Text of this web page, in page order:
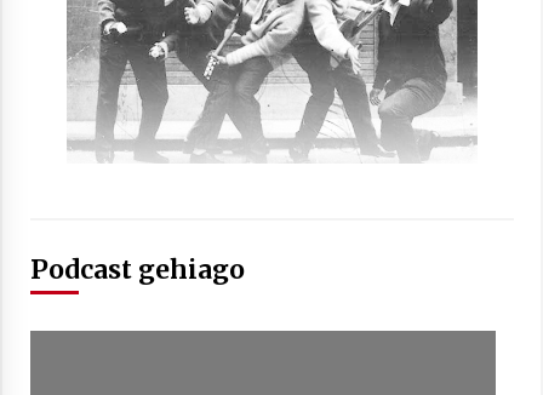
Arrosaren laburpen bideoa Hamaika
Podcast gehiago